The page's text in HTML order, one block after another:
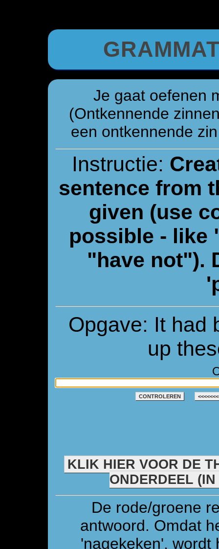
Je gaat oefenen
(Ontkennende
een ontkennende
Instructie:
sentence from
given (use
possible - like
"have not").
Opgave: It had
up
CONTROLEREN
KLIK HIER VOOR DE
ONDERDEEL
De rode/groene
antwoord. Omdat
'nagekeken', wordt